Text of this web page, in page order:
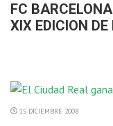
FC
XIX EDICION
15 DICIEMBRE 2008